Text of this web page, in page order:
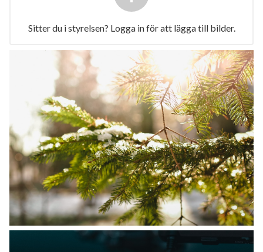
Sitter du i styrelsen? Logga in för att lägga till bilder.